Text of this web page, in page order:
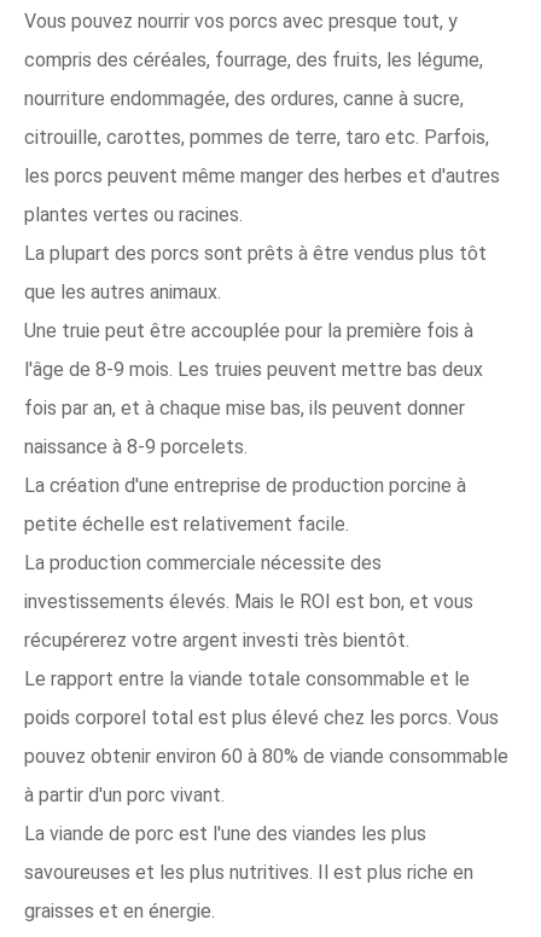
Vous pouvez nourrir vos porcs avec presque tout, y
compris des céréales, fourrage, des fruits, les légume,
nourriture endommagée, des ordures, canne à sucre,
citrouille, carottes, pommes de terre, taro etc. Parfois,
les porcs peuvent même manger des herbes et d'autres
plantes vertes ou racines.
La plupart des porcs sont prêts à être vendus plus tôt
que les autres animaux.
Une truie peut être accouplée pour la première fois à
l'âge de 8-9 mois. Les truies peuvent mettre bas deux
fois par an, et à chaque mise bas, ils peuvent donner
naissance à 8-9 porcelets.
La création d'une entreprise de production porcine à
petite échelle est relativement facile.
La production commerciale nécessite des
investissements élevés. Mais le ROI est bon, et vous
récupérerez votre argent investi très bientôt.
Le rapport entre la viande totale consommable et le
poids corporel total est plus élevé chez les porcs. Vous
pouvez obtenir environ 60 à 80% de viande consommable
à partir d'un porc vivant.
La viande de porc est l'une des viandes les plus
savoureuses et les plus nutritives. Il est plus riche en
graisses et en énergie.